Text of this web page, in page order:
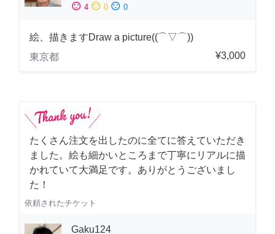
sentiment_satisfied 4 sentiment_neutral 0 sentiment_dissatisfied 0
絵、描きますDraw a picture((⌒▽⌒))
東京都
¥3,000
たくさん注文を出したのに全てに答えていただき
ました。絵も細かいところまで丁寧にリアルに描
かれていて大満足です。ありがとうございまし
た！
依頼されたチケット
Gaku124